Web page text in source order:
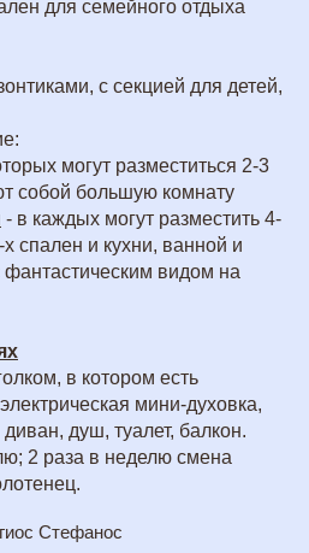
для семейного отдыха
с секцией для детей,
могут разместиться 2-3
собой большую комнату
- в каждых могут разместить 4-
х спален и кухни, ванной и
видом на
в котором есть
мини-духовка,
душ, туалет, балкон.
2 раза в неделю смена
Стефанос